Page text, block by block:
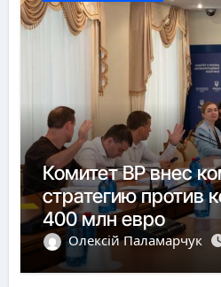
Комитет ВР внес
стратегию против
400 млн евро
Олексій Паламарчук